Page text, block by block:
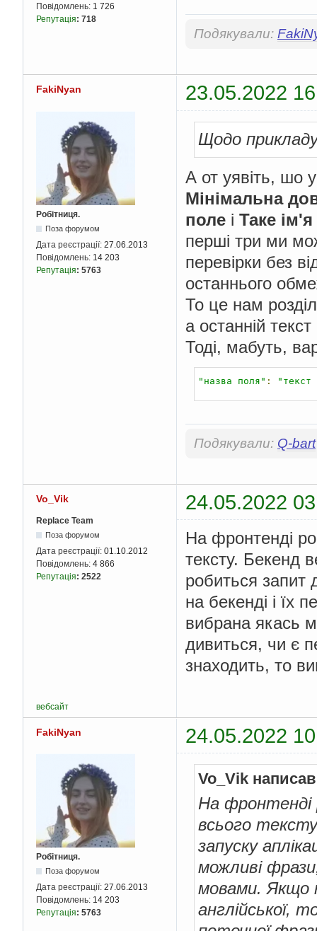
Повідомлень: 1 726
Репутація: 718
Подякували:
FakiNyan 23.05.2022
Робітниця.
Поза форумом
Дата реєстрації: 27.06.2013
Повідомлень: 14 203
Репутація: 5763
Щодо
А от уявіть, шо
Мінімальна
поле і Таке
перші три ми
перевірки без
останнього
То це нам
а останній
Тоді, мабуть,
"назва поля" : "текст
Подякували: Q-bart
Vo_Vik 24.05.2022
Replace Team
Поза форумом
Дата реєстрації: 01.10.2012
Повідомлень: 4 866
Репутація: 2522
На фронтенді
тексту. Бекенд
робиться запит
на бекенді і їх
вибрана якась
дивиться, чи є
знаходить, то
вебсайт
FakiNyan 24.05.2022
Робітниця.
Поза форумом
Дата реєстрації: 27.06.2013
Повідомлень: 14 203
Репутація: 5763
Vo_Vik
На фронтенді
всього
запуску
можливі
мовами. Якщо
англійської,